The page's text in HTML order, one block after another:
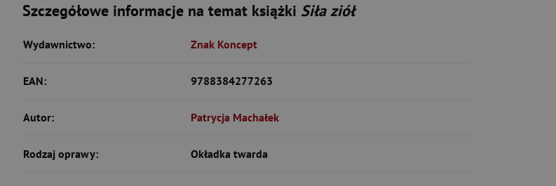
Szczegółowe informacje na temat książki Siła ziół
Wydawnictwo: Znak Koncept
EAN: 9788384277263
Autor: Patrycja Machałek
Rodzaj oprawy: Okładka twarda